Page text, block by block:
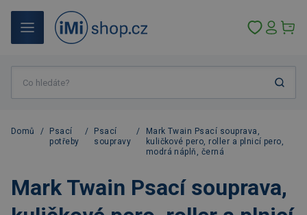
Domů /
Psací
potřeby
/
Psací
soupravy
/
Mark Twain Psací souprava,
kuličkové pero, roller a plnicí pero,
modrá náplň, černá
Mark Twain Psací souprava,